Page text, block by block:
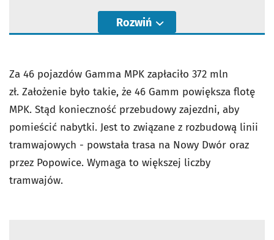
Rozwiń
Za 46 pojazdów Gamma MPK zapłaciło 372 mln
zł. Założenie było takie, że 46 Gamm powiększa flotę
MPK. Stąd konieczność przebudowy zajezdni, aby
pomieścić nabytki. Jest to związane z rozbudową linii
tramwajowych - powstała trasa na Nowy Dwór oraz
przez Popowice. Wymaga to większej liczby
tramwajów.